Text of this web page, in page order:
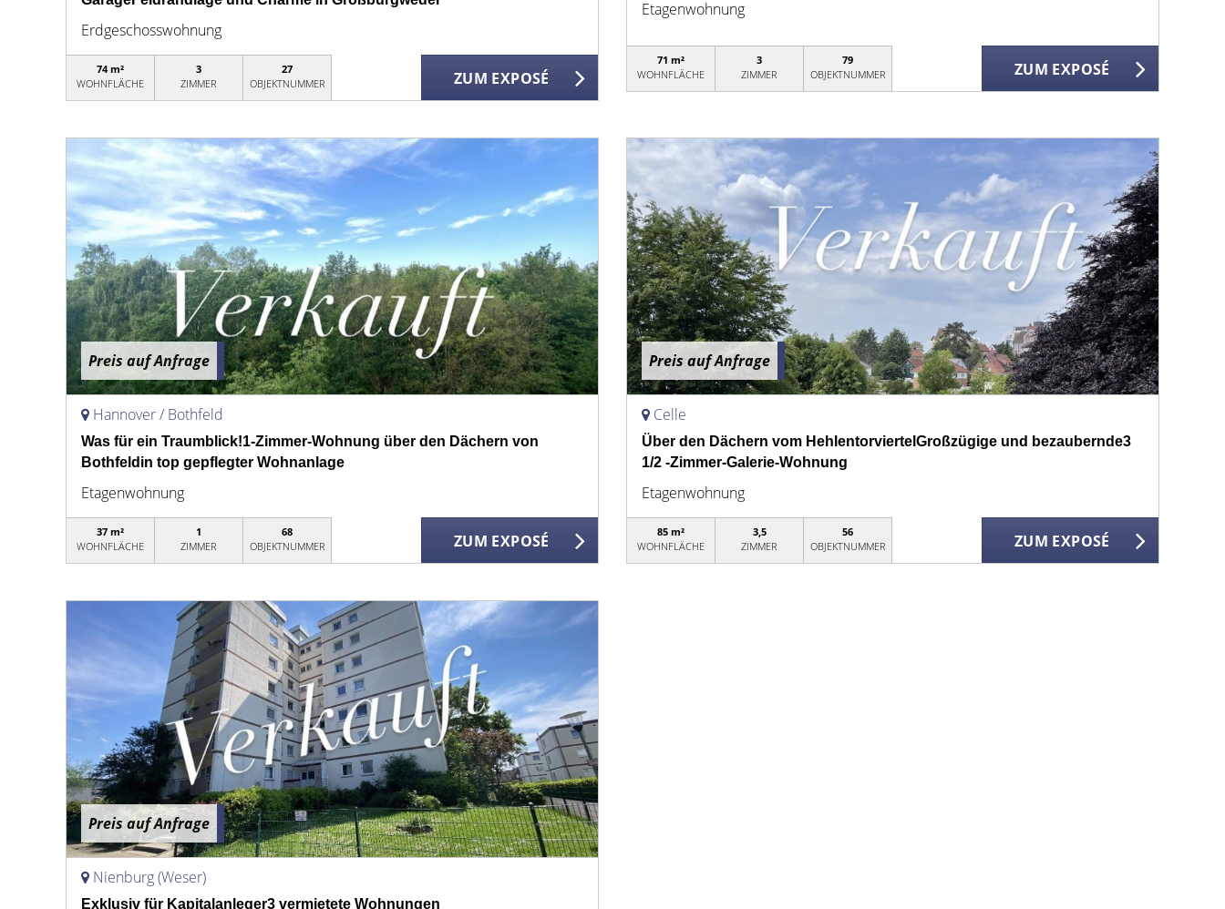
Erdgeschosswohnung
74 m²
WOHNFLÄCHE
3
ZIMMER
27
OBJEKTNUMMER
ZUM EXPOSÉ
Etagenwohnung
71 m²
WOHNFLÄCHE
3
ZIMMER
79
OBJEKTNUMMER
ZUM EXPOSÉ
Preis auf Anfrage
Hannover / Bothfeld
Was für ein Traumblick!1-Zimmer-Wohnung über den Dächern von
Bothfeldin top gepflegter Wohnanlage
Etagenwohnung
37 m²
WOHNFLÄCHE
1
ZIMMER
68
OBJEKTNUMMER
ZUM EXPOSÉ
Preis auf Anfrage
Celle
Über den Dächern vom HehlentorviertelGroßzügige und bezaubernde3
1/2 -Zimmer-Galerie-Wohnung
Etagenwohnung
85 m²
WOHNFLÄCHE
3,5
ZIMMER
56
OBJEKTNUMMER
ZUM EXPOSÉ
Preis auf Anfrage
Nienburg (Weser)
Exklusiv für Kapitalanleger3 vermietete Wohnungen